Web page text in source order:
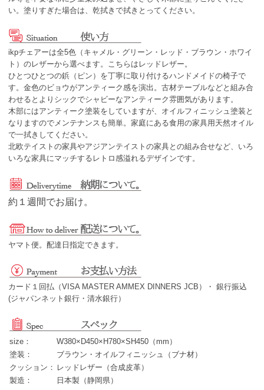
い。塗りすぎた場合は、乾拭きで拭きとってください。
ikpチェアーは全5色（キャメル・グリーン・レッド・ブラウン・ホワイ
ト）のレザーから選べます。こちらはレッドレザー。
ひとつひとつの鋲（ピン）を丁寧に取り付けるハンドメイドの椅子で
す。金色のビョウがアンティーク感を演出。古材テーブルなどと組み合
わせるとよりシックでシャビーなアンティーク雰囲気があります。
木部にはアンティーク塗装をしていますが、オイルフィニッシュ塗装と
なりますのでメンテナンスも簡単。家庭にある食用の家具用天然オイル
で一拭きしてください。
北欧テイストの家具やアジアンテイストの家具との組み合せなど、いろ
いろな家具にマッチするレトロ感溢れるデザインです。
約１週間でお届け。
ヤマト便。配達日指定できます。
カード１回払（VISA MASTER AMMEX DINNERS JCB）・ 銀行振込
(ジャパンネット銀行・清水銀行）
size：
W380×D450×H780×SH450（mm）
塗装：
ブラウン・オイルフィニッシュ（ブナ材）
クッション： レッドレザー（合成皮革）
製造：
日本製（静岡県）